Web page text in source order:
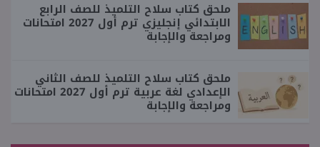
ملحق كتاب سلاح التلميذ للصف الرابع
الابتدائي إنجليزي ترم أول 2027 امتحانات
ومراجعة والإجابة
ملحق كتاب سلاح التلميذ للصف الثاني
الإعدادي لغة عربية ترم أول 2027 امتحانات
ومراجعة والإجابة